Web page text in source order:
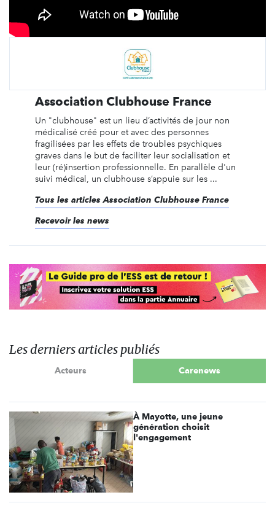
Association Clubhouse France
Un "clubhouse" est un lieu d’activités de jour non
médicalisé créé pour et avec des personnes
fragilisées par les effets de troubles psychiques
graves dans le but de faciliter leur socialisation et
leur (ré)insertion professionnelle. En parallèle d'un
suivi médical, un clubhouse s’appuie sur les ...
Tous les articles Association Clubhouse France
Recevoir les news
Les derniers articles publiés
Acteurs Carenews
À Mayotte, une jeune
génération choisit
l'engagement